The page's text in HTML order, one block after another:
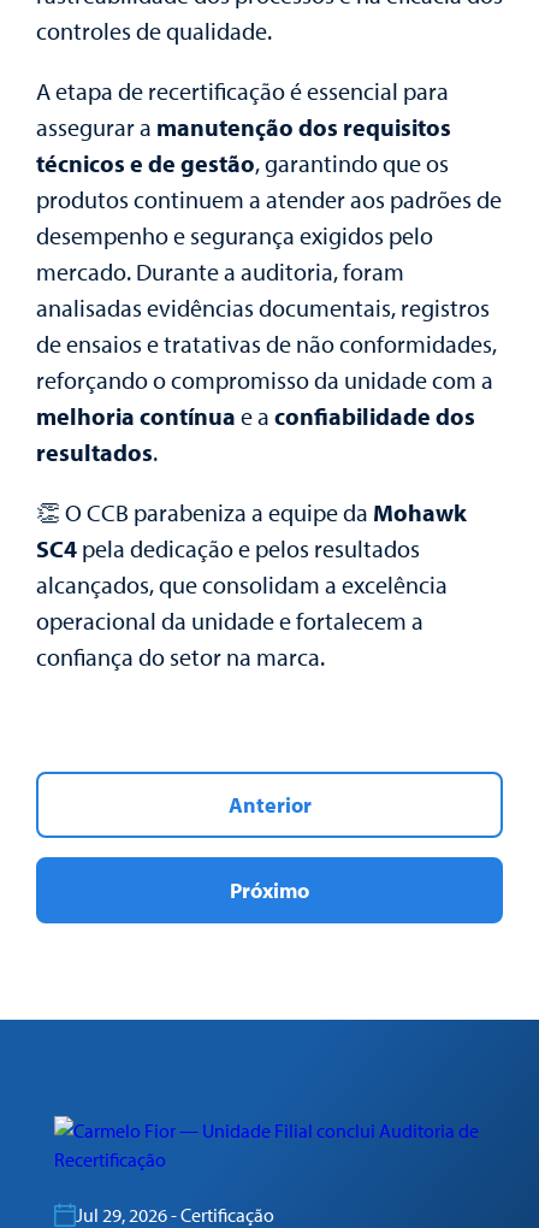
controles de qualidade.
A etapa de recertificação é essencial para
assegurar a manutenção dos requisitos
técnicos e de gestão, garantindo que os
produtos continuem a atender aos padrões de
desempenho e segurança exigidos pelo
mercado. Durante a auditoria, foram
analisadas evidências documentais, registros
de ensaios e tratativas de não conformidades,
reforçando o compromisso da unidade com a
melhoria contínua e a confiabilidade dos
resultados.
👏 O CCB parabeniza a equipe da Mohawk
SC4 pela dedicação e pelos resultados
alcançados, que consolidam a excelência
operacional da unidade e fortalecem a
confiança do setor na marca.
Anterior
Próximo
Jul 29, 2026 - Certificação